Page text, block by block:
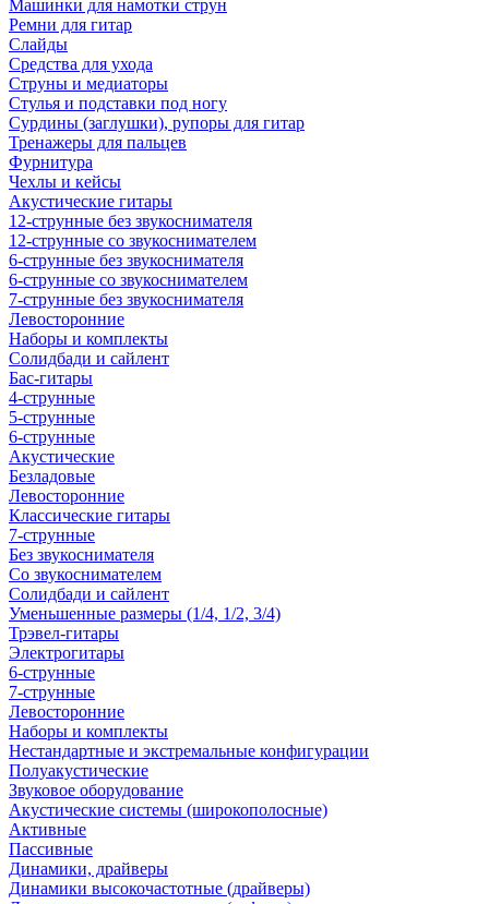
Машинки для намотки струн
Ремни для гитар
Слайды
Средства для ухода
Струны и медиаторы
Стулья и подставки под ногу
Сурдины (заглушки), рупоры для гитар
Тренажеры для пальцев
Фурнитура
Чехлы и кейсы
Акустические гитары
12-струнные без звукоснимателя
12-струнные со звукоснимателем
6-струнные без звукоснимателя
6-струнные со звукоснимателем
7-струнные без звукоснимателя
Левосторонние
Наборы и комплекты
Солидбади и сайлент
Бас-гитары
4-струнные
5-струнные
6-струнные
Акустические
Безладовые
Левосторонние
Классические гитары
7-струнные
Без звукоснимателя
Со звукоснимателем
Солидбади и сайлент
Уменьшенные размеры (1/4, 1/2, 3/4)
Трэвел-гитары
Электрогитары
6-струнные
7-струнные
Левосторонние
Наборы и комплекты
Нестандартные и экстремальные конфигурации
Полуакустические
Звуковое оборудование
Акустические системы (широкополосные)
Активные
Пассивные
Динамики, драйверы
Динамики высокочастотные (драйверы)